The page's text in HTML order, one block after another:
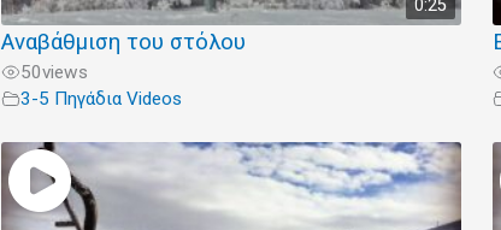
0:25
Αναβάθμιση του στόλου
50views
3-5 Πηγάδια Videos